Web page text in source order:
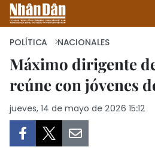
INICIO
POLÍTICA
POLÍTICA NACIONALES
Máximo dirigente
reúne con jóvenes
jueves, 14 de mayo de 2026 15:12